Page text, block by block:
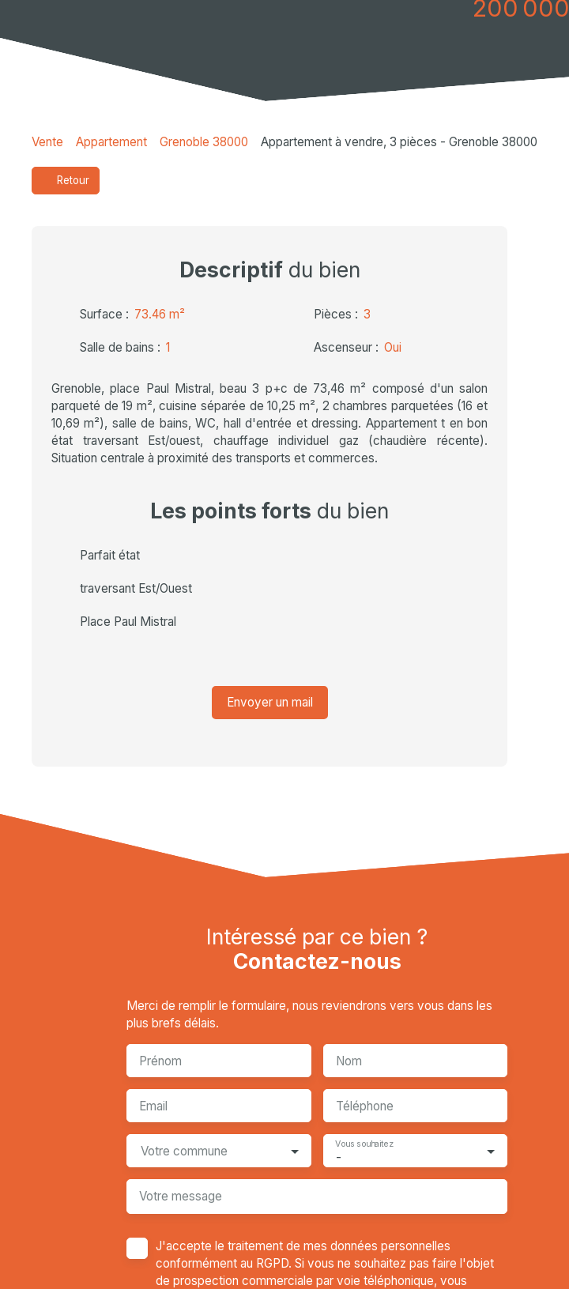
200 000
Vente Appartement Grenoble 38000 Appartement à vendre, 3 pièces - Grenoble 38000
Retour
Descriptifdu bien
Surface : 73.46 m² Pièces : 3
Salle de bains : 1 Ascenseur : Oui
Grenoble, place Paul Mistral, beau 3 p+c de 73,46 m² composé d'un salon
parqueté de 19 m², cuisine séparée de 10,25 m², 2 chambres parquetées (16 et
10,69 m²), salle de bains, WC, hall d'entrée et dressing. Appartement t en bon
état traversant Est/ouest, chauffage individuel gaz (chaudière récente).
Situation centrale à proximité des transports et commerces.
Les points forts du bien
Parfait état
traversant Est/Ouest
Place Paul Mistral
Envoyer un mail
Intéressé par ce bien ?
Contactez-nous
Merci de remplir le formulaire, nous reviendrons vers vous dans les
plus brefs délais.
Prénom Nom
Email Téléphone
Votre commune -
Vous souhaitez
Votre message
J'accepte le traitement de mes données personnelles
conformément au RGPD. Si vous ne souhaitez pas faire l'objet
de prospection commerciale par voie téléphonique, vous